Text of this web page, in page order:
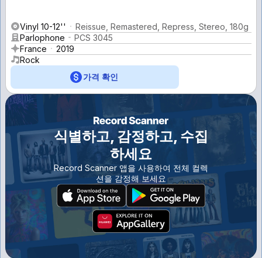
Vinyl 10-12''
Reissue, Remastered, Repress, Stereo, 180g
Parlophone
PCS 3045
France
2019
Rock
가격 확인
식별하고, 감정하고, 수집
하세요
Record Scanner 앱을 사용하여 전체 컬렉
션을 감정해 보세요